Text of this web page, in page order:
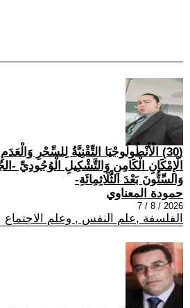
(30) الْأَنْطُولُوجْيَا التِّقْنِيَّةُ لِلسِّحْرِ
الْإِمْكَانِ الْكَامِنِ وَالتَّشْكِيلِ الْوُجُودِيِّ -
وَالسِّتُّونَ بَعْدَ الثَّلَاثِمِائَةِ-
حمودة المعناوي
2026 / 8 / 7
الفلسفة ,علم النفس , وعلم الاجتماع